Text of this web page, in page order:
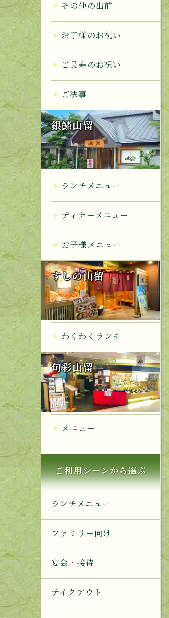
その他の出前
お子様のお祝い
ご長寿のお祝い
ご法事
銀鱗山留
ランチメニュー
ディナーメニュー
お子様メニュー
すしの山留
わくわくランチ
旬彩山留
メニュー
ご利用シーンから選ぶ
ランチメニュー
ファミリー向け
宴会・接待
テイクアウト